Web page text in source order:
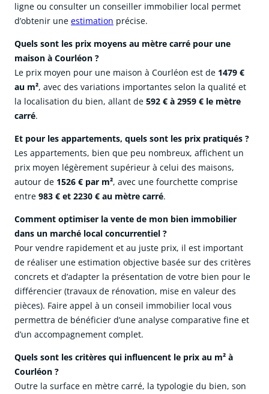
ligne ou consulter un conseiller immobilier local permet
d’obtenir une estimation précise.
Quels sont les prix moyens au mètre carré pour une
maison à Courléon ?
Le prix moyen pour une maison à Courléon est de 1479 €
au m², avec des variations importantes selon la qualité et
la localisation du bien, allant de 592 € à 2959 € le mètre
carré.
Et pour les appartements, quels sont les prix pratiqués ?
Les appartements, bien que peu nombreux, affichent un
prix moyen légèrement supérieur à celui des maisons,
autour de 1526 € par m², avec une fourchette comprise
entre 983 € et 2230 € au mètre carré.
Comment optimiser la vente de mon bien immobilier
dans un marché local concurrentiel ?
Pour vendre rapidement et au juste prix, il est important
de réaliser une estimation objective basée sur des critères
concrets et d’adapter la présentation de votre bien pour le
différencier (travaux de rénovation, mise en valeur des
pièces). Faire appel à un conseil immobilier local vous
permettra de bénéficier d’une analyse comparative fine et
d’un accompagnement complet.
Quels sont les critères qui influencent le prix au m² à
Courléon ?
Outre la surface en mètre carré, la typologie du bien, son